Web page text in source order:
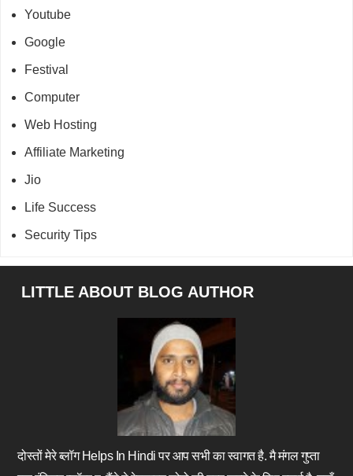
Youtube
Google
Festival
Computer
Web Hosting
Affiliate Marketing
Jio
Life Success
Security Tips
Footer
LITTLE ABOUT BLOG AUTHOR
दोस्तों मेरे ब्लॉग Helps In Hindi पर आप सभी का स्वागत है. मै मंगल गुप्ता